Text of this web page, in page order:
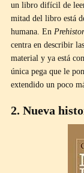
un libro difícil de
mitad del libro está
humana. En
centra en describir
material y ya está
única pega que le
extendido un poco
2. Nueva